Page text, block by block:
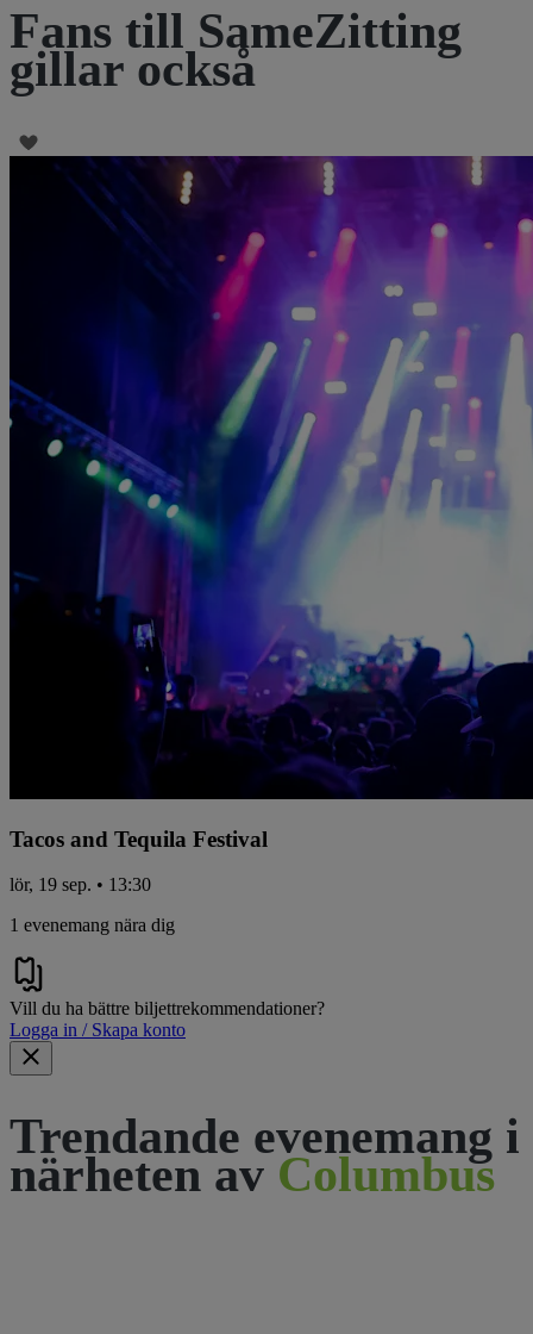
Fans till SameZitting
gillar också
Tacos and Tequila Festival
lör, 19 sep. • 13:30
1 evenemang nära dig
Vill du ha bättre biljettrekommendationer?
Logga in / Skapa konto
Trendande evenemang i
närheten av Columbus